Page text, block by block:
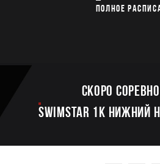
ПОЛНОЕ
Скоро
SWIMSTAR 1K НИЖНИЙ